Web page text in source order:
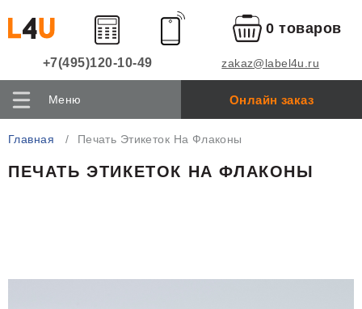
+7(495)120-10-49 zakaz@label4u.ru
0 товаров
Меню Онлайн заказ
Главная Печать Этикеток На Флаконы
ПЕЧАТЬ ЭТИКЕТОК НА ФЛАКОНЫ